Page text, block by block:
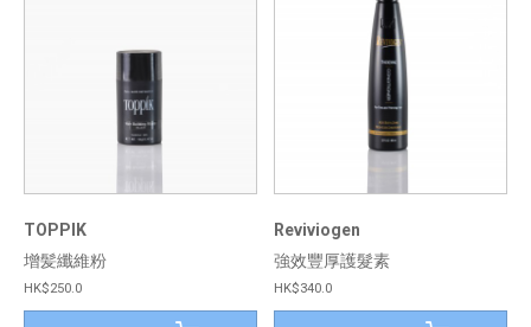
TOPPIK
增髪纖維粉
HK$250.0
Reviviogen
強效豐厚護髮素
HK$340.0